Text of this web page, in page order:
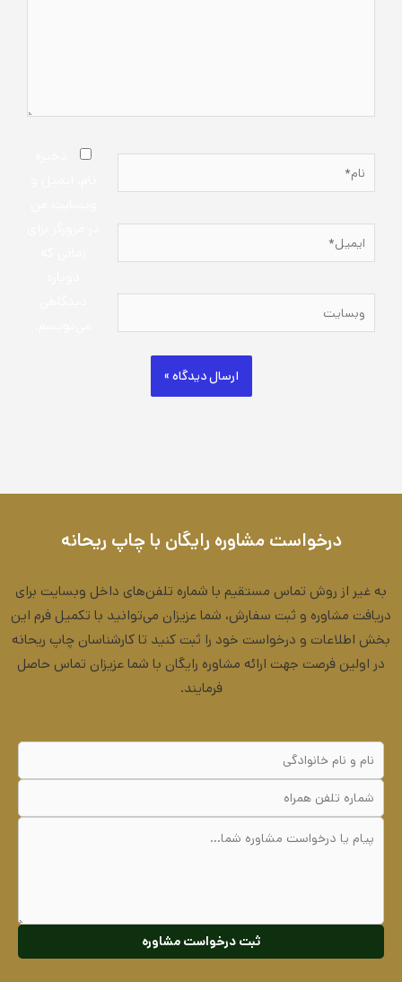
نام*
ایمیل*
وبسایت
درخواست مشاوره رایگان با چاپ ریحانه
به غیر از روش تماس مستقیم با شماره تلفن‌های داخل وبسایت برای
دریافت مشاوره و ثبت سفارش، شما عزیزان می‌توانید با تکمیل فرم این
بخش اطلاعات و درخواست خود را ثبت کنید تا کارشناسان چاپ ریحانه
در اولین فرصت جهت ارائه مشاوره رایگان با شما عزیزان تماس حاصل
فرمایند.
ثبت درخواست مشاوره